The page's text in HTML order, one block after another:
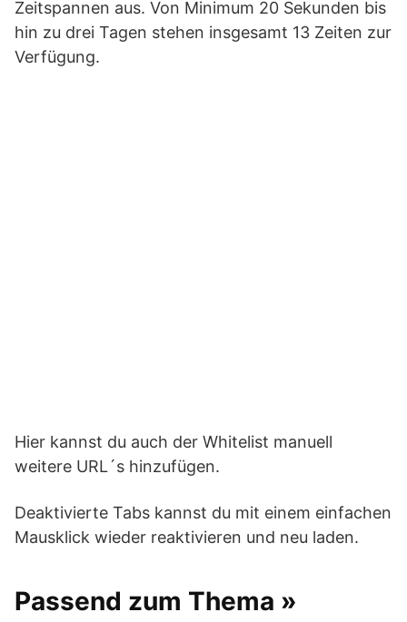
Zeitspannen aus. Von Minimum 20 Sekunden bis
hin zu drei Tagen stehen insgesamt 13 Zeiten zur
Verfügung.
Hier kannst du auch der Whitelist manuell
weitere URL´s hinzufügen.
Deaktivierte Tabs kannst du mit einem einfachen
Mausklick wieder reaktivieren und neu laden.
Passend zum Thema »